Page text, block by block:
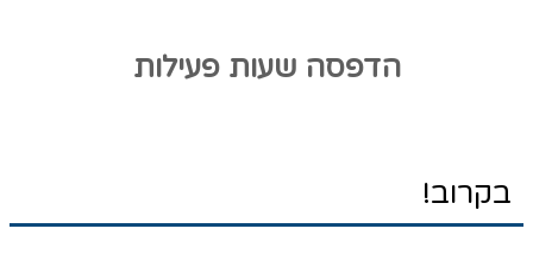
הדפסה שעות פעילות
בקרוב!